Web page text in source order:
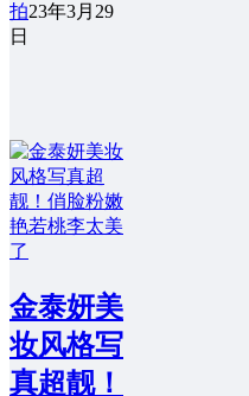
拍23年3月29
日
金泰妍美
妆风格写
真超靓！